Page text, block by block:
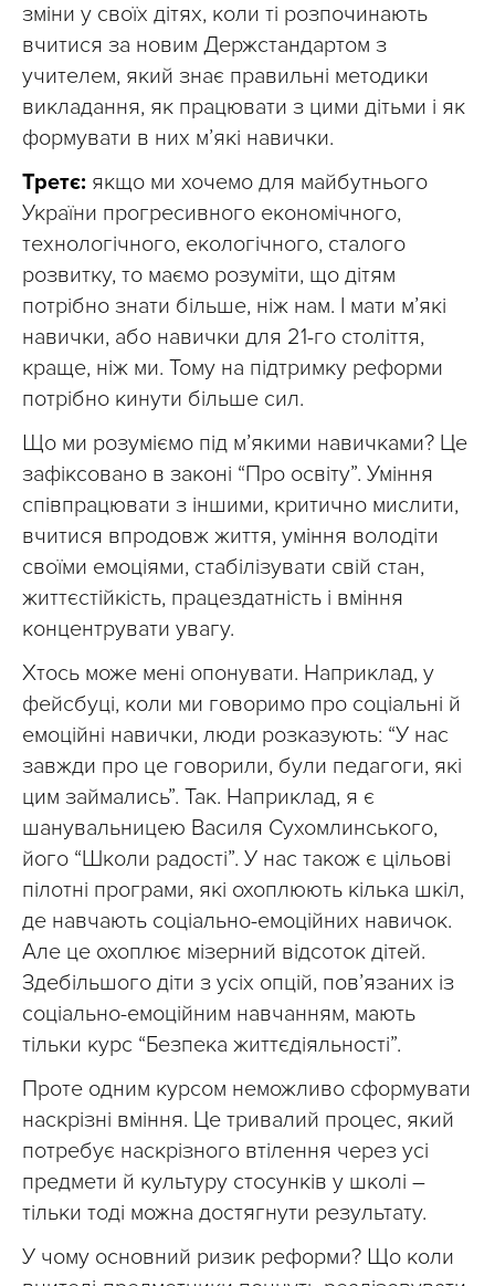
зміни у своїх дітях, коли ті розпочинають
вчитися за новим Держстандартом з
учителем, який знає правильні методики
викладання, як працювати з цими дітьми і як
формувати в них м’які навички.
Третє: якщо ми хочемо для майбутнього
України прогресивного економічного,
технологічного, екологічного, сталого
розвитку, то маємо розуміти, що дітям
потрібно знати більше, ніж нам. І мати м’які
навички, або навички для 21-го століття,
краще, ніж ми. Тому на підтримку реформи
потрібно кинути більше сил.
Що ми розуміємо під м’якими навичками? Це
зафіксовано в законі “Про освіту”. Уміння
співпрацювати з іншими, критично мислити,
вчитися впродовж життя, уміння володіти
своїми емоціями, стабілізувати свій стан,
життєстійкість, працездатність і вміння
концентрувати увагу.
Хтось може мені опонувати. Наприклад, у
фейсбуці, коли ми говоримо про соціальні й
емоційні навички, люди розказують: “У нас
завжди про це говорили, були педагоги, які
цим займались”. Так. Наприклад, я є
шанувальницею Василя Сухомлинського,
його “Школи радості”. У нас також є цільові
пілотні програми, які охоплюють кілька шкіл,
де навчають соціально-емоційних навичок.
Але це охоплює мізерний відсоток дітей.
Здебільшого діти з усіх опцій, пов’язаних із
соціально-емоційним навчанням, мають
тільки курс “Безпека життєдіяльності”.
Проте одним курсом неможливо сформувати
наскрізні вміння. Це тривалий процес, який
потребує наскрізного втілення через усі
предмети й культуру стосунків у школі –
тільки тоді можна достягнути результату.
У чому основний ризик реформи? Що коли